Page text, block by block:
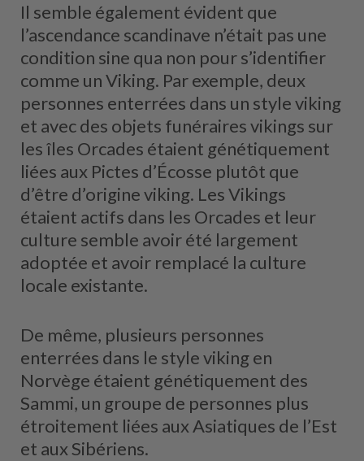
Il semble également évident que
l’ascendance scandinave n’était pas une
condition sine qua non pour s’identifier
comme un Viking. Par exemple, deux
personnes enterrées dans un style viking
et avec des objets funéraires vikings sur
les îles Orcades étaient génétiquement
liées aux Pictes d’Écosse plutôt que
d’être d’origine viking. Les Vikings
étaient actifs dans les Orcades et leur
culture semble avoir été largement
adoptée et avoir remplacé la culture
locale existante.
De même, plusieurs personnes
enterrées dans le style viking en
Norvège étaient génétiquement des
Sammi, un groupe de personnes plus
étroitement liées aux Asiatiques de l’Est
et aux Sibériens.